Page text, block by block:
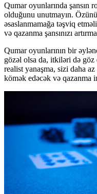
Qumar oyunlarında şansın
olduğunu unutmayın.
əsaslanmamağa təşviq
və qazanma şansınızı
Qumar oyunlarının bir
gözəl olsa da, itkiləri də göz
realist yanaşma, sizi daha
kömək edəcək və qazanma